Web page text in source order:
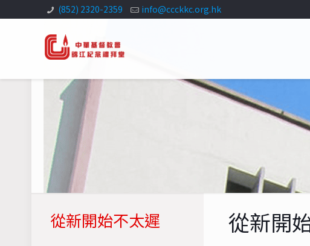
(852) 2320-2359 info@ccckkc.org.hk
從新開始不太遲 從新開